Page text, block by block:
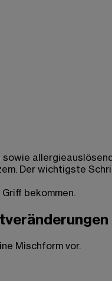
Der wichtigste
bekommen.
Mischform vor.